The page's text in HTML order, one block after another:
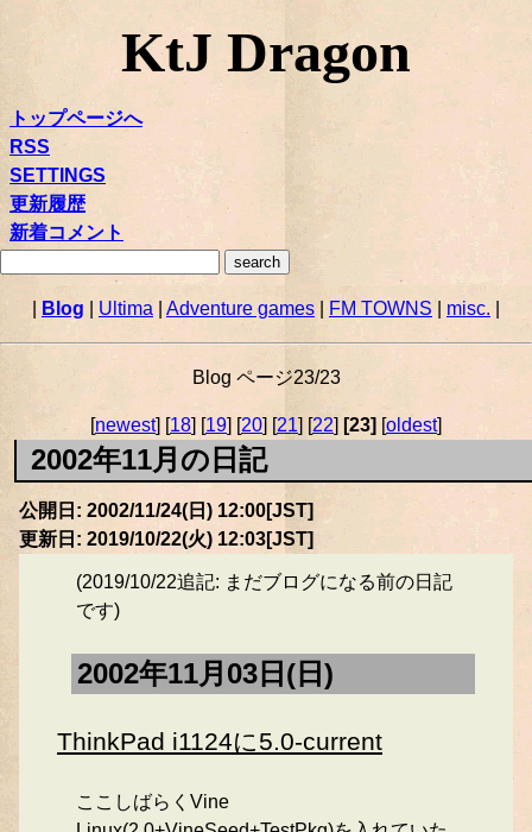
KtJ Dragon
トップページへ
RSS
SETTINGS
更新履歴
新着コメント
Blog Ultima Adventure games FM TOWNS| misc.
Blog ページ23/23
[newest] [18] [19] [20] [21] [22] [23] [oldest]
2002年11月の日記
公開日: 2002/11/24(日) 12:00[JST]
更新日: 2019/10/22(火) 12:03[JST]
(2019/10/22追記: まだブログになる前の日記
です)
2002年11月03日(日)
ThinkPad i1124に5.0-current
ここしばらくVine